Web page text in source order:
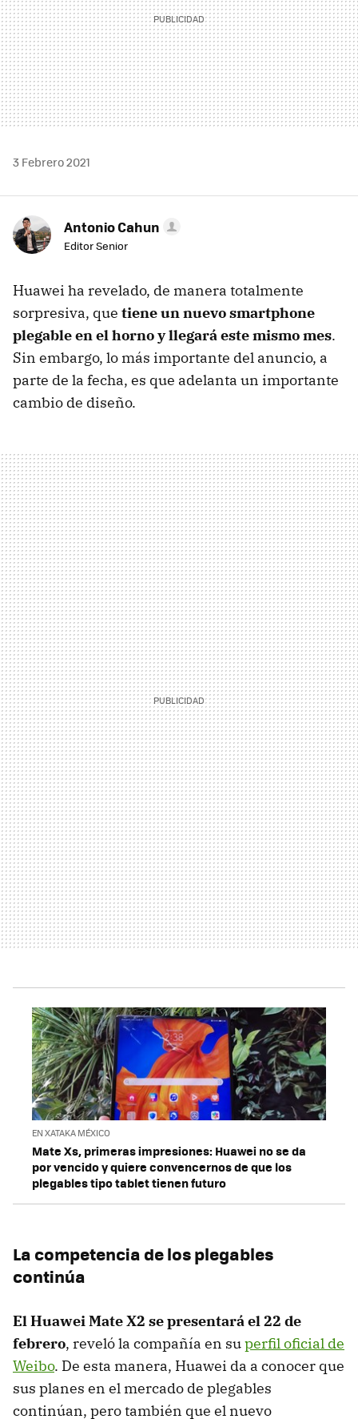
3 Febrero 2021
Antonio Cahun
Editor Senior
Huawei ha revelado, de manera totalmente
sorpresiva, que tiene un nuevo smartphone
plegable en el horno y llegará este mismo mes.
Sin embargo, lo más importante del anuncio, a
parte de la fecha, es que adelanta un importante
cambio de diseño.
EN XATAKA MÉXICO
Mate Xs, primeras impresiones: Huawei no se da
por vencido y quiere convencernos de que los
plegables tipo tablet tienen futuro
La competencia de los plegables
continúa
El Huawei Mate X2 se presentará el 22 de
febrero, reveló la compañía en superfil oficial de
Weibo. De esta manera, Huawei da a conocer que
sus planes en el mercado de plegables
continúan, pero también que el nuevo